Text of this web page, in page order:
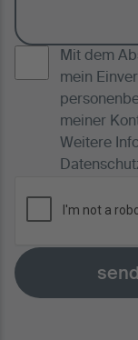
Mit dem
mein
meiner
Weitere